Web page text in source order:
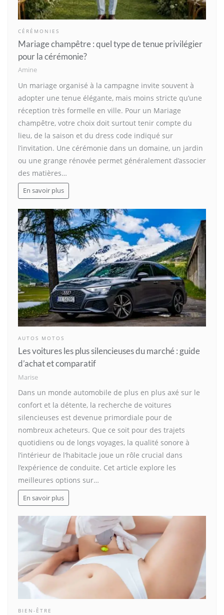
CÉRÉMONIES
Mariage champêtre : quel type de tenue privilégier
pour la cérémonie?
Amine
Un mariage organisé à la campagne invite souvent à
adopter une tenue élégante, mais moins stricte qu’une
réception très formelle en ville. Pour un Mariage
champêtre, votre choix doit surtout tenir compte du
lieu, de la saison et du dress code indiqué sur
l’invitation. Une cérémonie dans un domaine, un jardin
ou une grange rénovée permet généralement d’associer
des matières…
En savoir plus
AUTOS MOTOS
Les voitures les plus silencieuses du marché : guide
d’achat et comparatif
Marise
Dans un monde automobile de plus en plus axé sur le
confort et la détente, la recherche de voitures
silencieuses est devenue primordiale pour de
nombreux acheteurs. Que ce soit pour des trajets
quotidiens ou de longs voyages, la qualité sonore à
l’intérieur de l’habitacle joue un rôle crucial dans
l’expérience de conduite. Cet article explore les
meilleures options sur…
En savoir plus
BIEN-ÊTRE